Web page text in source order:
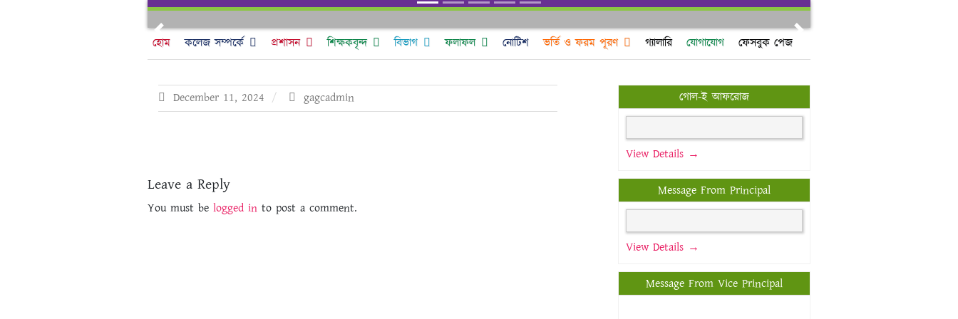
Previous
হোম কলেজ সম্পর্কে প্রশাসন শিক্ষকবৃন্দ বিভাগ ফলাফল নোটিশ ভর্তি ও ফরম পূরণ গ্যালারি যোগাযোগ ফেসবুক পেজ
December 11, 2024 gagcadmin
Leave a Reply
You must belogged in to post a comment.
গোল-ই আফরোজ
View Details →
Message From Principal
View Details →
Message From Vice Principal